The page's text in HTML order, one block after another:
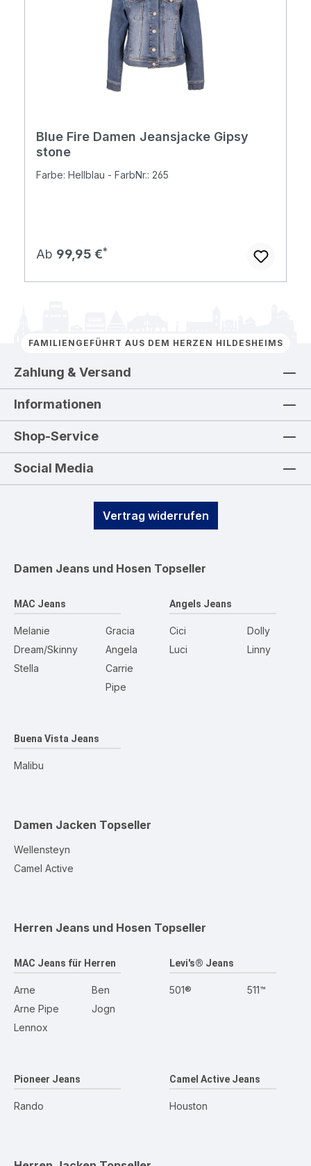
Blue Fire Damen Jeansjacke Gipsy
stone
Farbe: Hellblau - FarbNr.: 265
Regulärer Preis:
Ab 99,95 €
FAMILIENGEFÜHRT AUS DEM HERZEN HILDESHEIMS
Zahlung & Versand
Informationen
Shop-Service
Social Media
Vertrag widerrufen
Damen Jeans und Hosen Topseller
MAC Jeans
Melanie
Dream/Skinny
Stella
Gracia
Angela
Carrie
Pipe
Angels Jeans
Cici
Luci
Dolly
Linny
Buena Vista Jeans
Malibu
Damen Jacken Topseller
Wellensteyn
Camel Active
Herren Jeans und Hosen Topseller
MAC Jeans für Herren
Arne
Arne Pipe
Lennox
Ben
Jogn
Levi's® Jeans
501® 511™
Pioneer Jeans
Rando
Camel Active Jeans
Houston